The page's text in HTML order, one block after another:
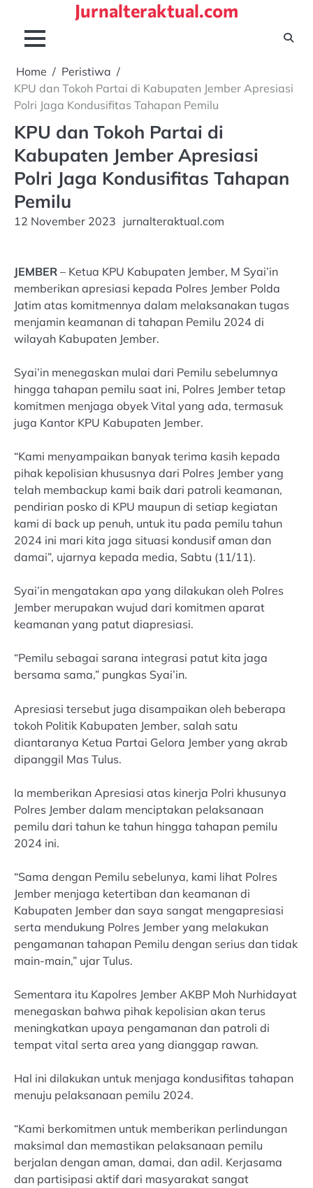
content
Jurnalteraktual.com
Home
Peristiwa
KPU dan Tokoh Partai di Kabupaten Jember Apresiasi
Polri Jaga Kondusifitas Tahapan Pemilu
KPU dan Tokoh Partai di
Kabupaten Jember Apresiasi
Polri Jaga Kondusifitas Tahapan
Pemilu
12 November 2023 jurnalteraktual.com
JEMBER – Ketua KPU Kabupaten Jember, M Syai’in
memberikan apresiasi kepada Polres Jember Polda
Jatim atas komitmennya dalam melaksanakan tugas
menjamin keamanan di tahapan Pemilu 2024 di
wilayah Kabupaten Jember.
Syai’in menegaskan mulai dari Pemilu sebelumnya
hingga tahapan pemilu saat ini, Polres Jember tetap
komitmen menjaga obyek Vital yang ada, termasuk
juga Kantor KPU Kabupaten Jember.
“Kami menyampaikan banyak terima kasih kepada
pihak kepolisian khususnya dari Polres Jember yang
telah membackup kami baik dari patroli keamanan,
pendirian posko di KPU maupun di setiap kegiatan
kami di back up penuh, untuk itu pada pemilu tahun
2024 ini mari kita jaga situasi kondusif aman dan
damai”, ujarnya kepada media, Sabtu (11/11).
Syai’in mengatakan apa yang dilakukan oleh Polres
Jember merupakan wujud dari komitmen aparat
keamanan yang patut diapresiasi.
“Pemilu sebagai sarana integrasi patut kita jaga
bersama sama,” pungkas Syai’in.
Apresiasi tersebut juga disampaikan oleh beberapa
tokoh Politik Kabupaten Jember, salah satu
diantaranya Ketua Partai Gelora Jember yang akrab
dipanggil Mas Tulus.
Ia memberikan Apresiasi atas kinerja Polri khusunya
Polres Jember dalam menciptakan pelaksanaan
pemilu dari tahun ke tahun hingga tahapan pemilu
2024 ini.
“Sama dengan Pemilu sebelunya, kami lihat Polres
Jember menjaga ketertiban dan keamanan di
Kabupaten Jember dan saya sangat mengapresiasi
serta mendukung Polres Jember yang melakukan
pengamanan tahapan Pemilu dengan serius dan tidak
main-main,” ujar Tulus.
Sementara itu Kapolres Jember AKBP Moh Nurhidayat
menegaskan bahwa pihak kepolisian akan terus
meningkatkan upaya pengamanan dan patroli di
tempat vital serta area yang dianggap rawan.
Hal ini dilakukan untuk menjaga kondusifitas tahapan
menuju pelaksanaan pemilu 2024.
“Kami berkomitmen untuk memberikan perlindungan
maksimal dan memastikan pelaksanaan pemilu
berjalan dengan aman, damai, dan adil. Kerjasama
dan partisipasi aktif dari masyarakat sangat